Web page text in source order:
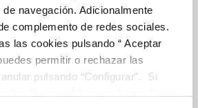
navegación. Adicionalmente
complemento de redes sociales.
las cookies pulsando “ Aceptar
permitir o rechazar las
pulsando “Configurar”. Si